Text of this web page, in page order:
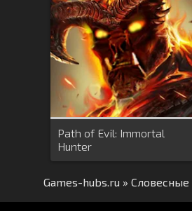
Path of Evil: Immortal
Hunter
Games-hubs.ru » Словесные